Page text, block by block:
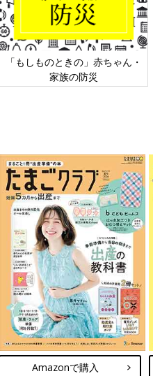
屋に戻ってすぐにネットで購
ーは産院と一緒にしようと思
して家用の在庫を用意しても
が、早くも心が折れる事態
「もしものときの」赤ちゃん・
家族の防災
Amazonで購入